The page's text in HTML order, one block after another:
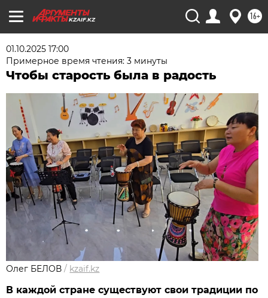
KZAIF.KZ 16+
01.10.2025 17:00
Примерное время чтения: 3 минуты
Чтобы старость была в радость
Олег БЕЛОВ / kzaif.kz
В каждой стране существуют свои традиции по